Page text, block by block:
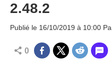
2.48.2
Publié le 16/10/2019 à 10:00
0